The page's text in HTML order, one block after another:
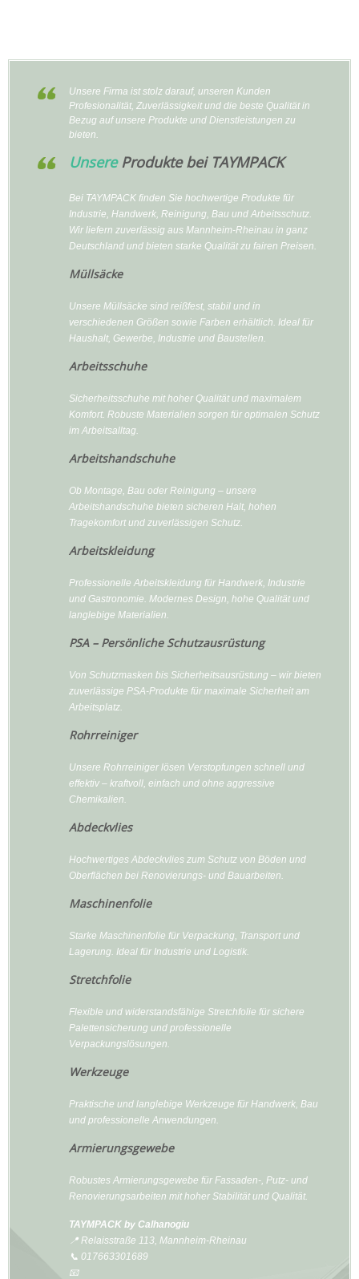
Unsere Firma ist stolz darauf, unseren Kunden
Profesionalität, Zuverlässigkeit und die beste Qualität in
Bezug auf unsere Produkte und Dienstleistungen zu
bieten.
UnsereProdukte bei TAYMPACK
Bei TAYMPACK finden Sie hochwertige Produkte für
Industrie, Handwerk, Reinigung, Bau und Arbeitsschutz.
Wir liefern zuverlässig aus Mannheim-Rheinau in ganz
Deutschland und bieten starke Qualität zu fairen Preisen.
Müllsäcke
Unsere Müllsäcke sind reißfest, stabil und in
verschiedenen Größen sowie Farben erhältlich. Ideal für
Haushalt, Gewerbe, Industrie und Baustellen.
Arbeitsschuhe
Sicherheitsschuhe mit hoher Qualität und maximalem
Komfort. Robuste Materialien sorgen für optimalen Schutz
im Arbeitsalltag.
Arbeitshandschuhe
Ob Montage, Bau oder Reinigung – unsere
Arbeitshandschuhe bieten sicheren Halt, hohen
Tragekomfort und zuverlässigen Schutz.
Arbeitskleidung
Professionelle Arbeitskleidung für Handwerk, Industrie
und Gastronomie. Modernes Design, hohe Qualität und
langlebige Materialien.
PSA – Persönliche Schutzausrüstung
Von Schutzmasken bis Sicherheitsausrüstung – wir bieten
zuverlässige PSA-Produkte für maximale Sicherheit am
Arbeitsplatz.
Rohrreiniger
Unsere Rohrreiniger lösen Verstopfungen schnell und
effektiv – kraftvoll, einfach und ohne aggressive
Chemikalien.
Abdeckvlies
Hochwertiges Abdeckvlies zum Schutz von Böden und
Oberflächen bei Renovierungs- und Bauarbeiten.
Maschinenfolie
Starke Maschinenfolie für Verpackung, Transport und
Lagerung. Ideal für Industrie und Logistik.
Stretchfolie
Flexible und widerstandsfähige Stretchfolie für sichere
Palettensicherung und professionelle
Verpackungslösungen.
Werkzeuge
Praktische und langlebige Werkzeuge für Handwerk, Bau
und professionelle Anwendungen.
Armierungsgewebe
Robustes Armierungsgewebe für Fassaden-, Putz- und
Renovierungsarbeiten mit hoher Stabilität und Qualität.
TAYMPACK by Calhanogiu
📍 Relaisstraße 113, Mannheim-Rheinau
📞 017663301689
📧